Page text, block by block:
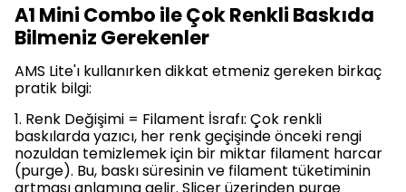
A1 Mini Combo ile Çok Renkli Baskıda
Bilmeniz Gerekenler
AMS Lite'ı kullanırken dikkat etmeniz gereken birkaç
pratik bilgi:
1. Renk Değişimi = Filament İsrafı: Çok renkli
baskılarda yazıcı, her renk geçişinde önceki rengi
nozuldan temizlemek için bir miktar filament harcar
(purge). Bu, baskı süresinin ve filament tüketiminin
artması anlamına gelir. Slicer üzerinden purge